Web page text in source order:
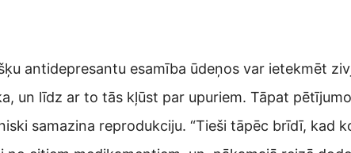
antidepresantu esamība ūdeņos var ietekmēt
un līdz ar to tās kļūst par upuriem. Tāpat
samazina reprodukciju. “Tieši tāpēc brīdī, kad